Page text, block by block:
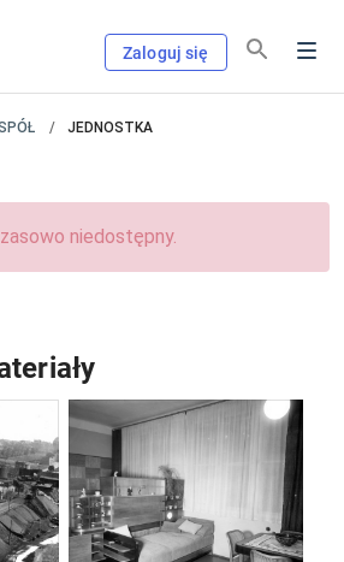
Zaloguj się
JEDNOSTKA
niedostępny.